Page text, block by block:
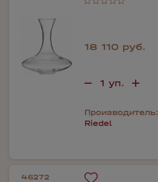
18 110 руб.
Производитель:
Riedel
46272